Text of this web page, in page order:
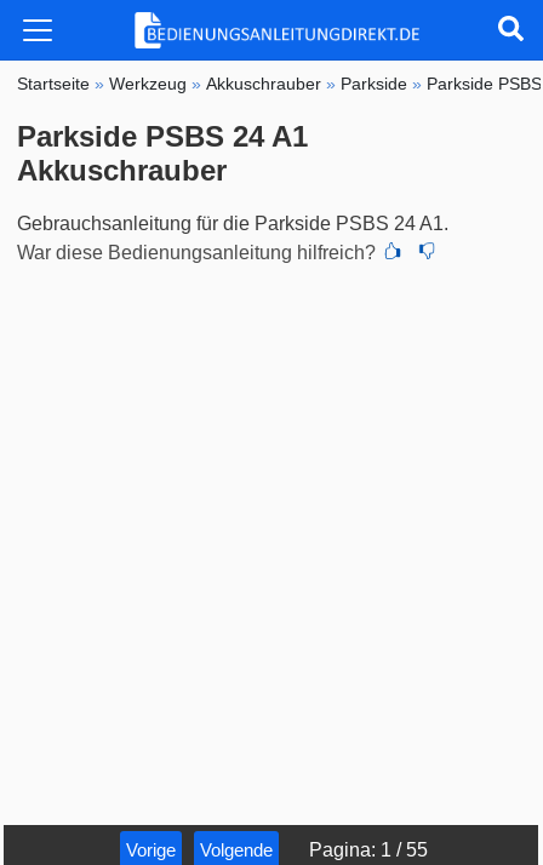
Startseite »Werkzeug »Akkuschrauber » Parkside » Parkside
Parkside PSBS 24 A1
Akkuschrauber
Gebrauchsanleitung für die Parkside PSBS 24 A1.
War diese Bedienungsanleitung hilfreich?
Vorige Volgende Pagina: 1 /55